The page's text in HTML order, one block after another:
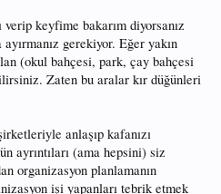
verip keyfime bakarım diyorsanız
gerekiyor. Eğer yakın
(okul bahçesi, park, çay bahçesi
Zaten bu aralar kır düğünleri
anlaşıp kafanızı
ayrıntıları (ama hepsini) siz
organizasyon planlamanın
işi yapanları tebrik etmek